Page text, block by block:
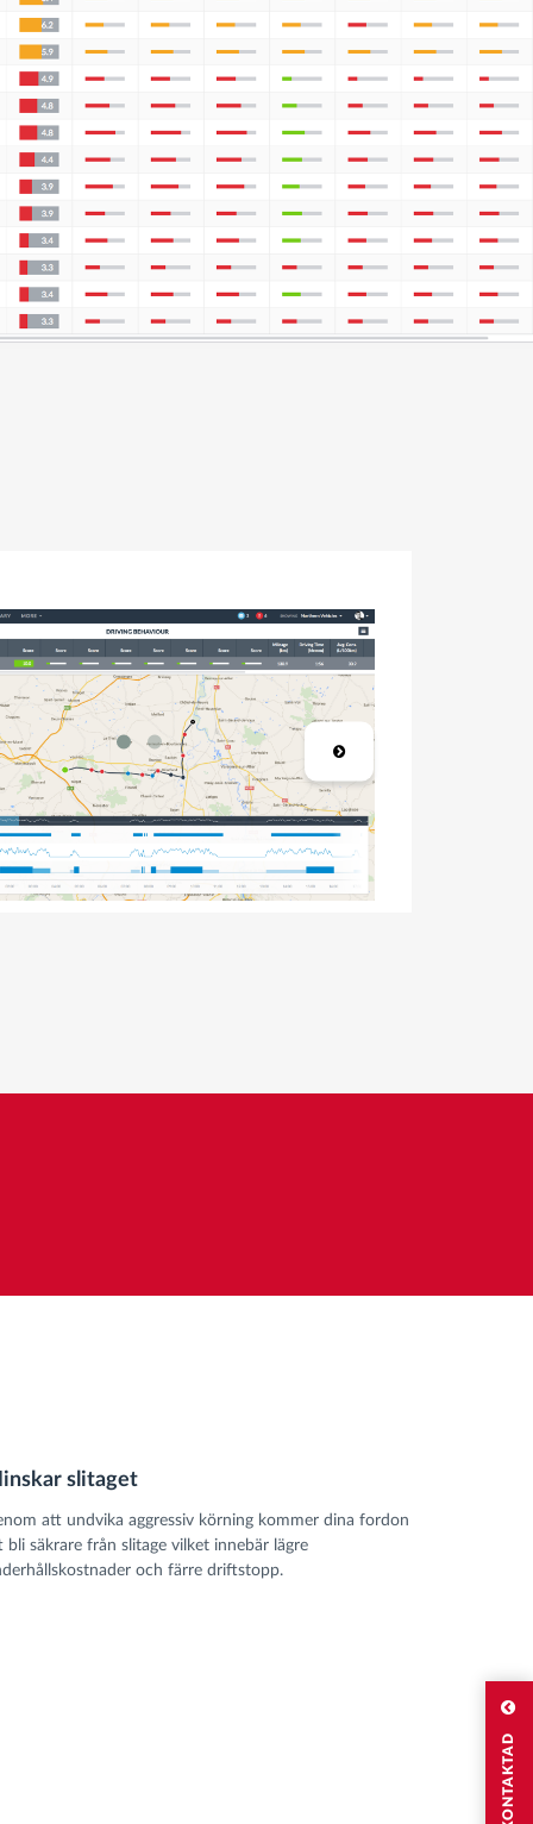
slitaget
att undvika aggressiv körning kommer dina fordon
bli säkrare från slitage vilket innebär lägre
och färre driftstopp.